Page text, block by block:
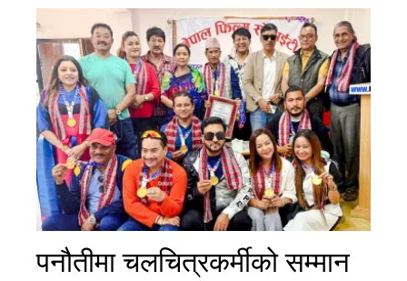
पनौतीमा चलचित्रकर्मीको सम्मान